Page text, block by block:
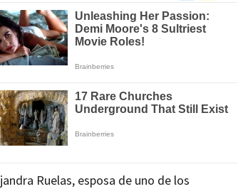
Ruelas, esposa de uno de los